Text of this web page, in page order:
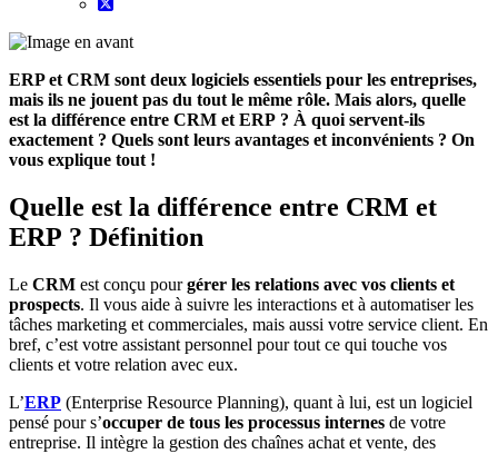
ERP et CRM sont deux logiciels essentiels pour les entreprises,
mais ils ne jouent pas du tout le même rôle. Mais alors, quelle
est la différence entre CRM et ERP ? À quoi servent-ils
exactement ? Quels sont leurs avantages et inconvénients ? On
vous explique tout !
Quelle est la différence entre CRM et
ERP ? Définition
Le CRM est conçu pourgérer les relations avec vos clients et
prospects. Il vous aide à suivre les interactions et à automatiser les
tâches marketing et commerciales, mais aussi votre service client. En
bref, c’est votre assistant personnel pour tout ce qui touche vos
clients et votre relation avec eux.
L’ERP (Enterprise Resource Planning), quant à lui, est un logiciel
pensé pour s’occuper de tous les processus internes de votre
entreprise. Il intègre la gestion des chaînes achat et vente, des